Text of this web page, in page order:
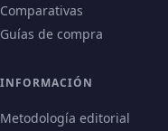
Comparativas
Guías de compra
INFORMACIÓN
Metodología editorial